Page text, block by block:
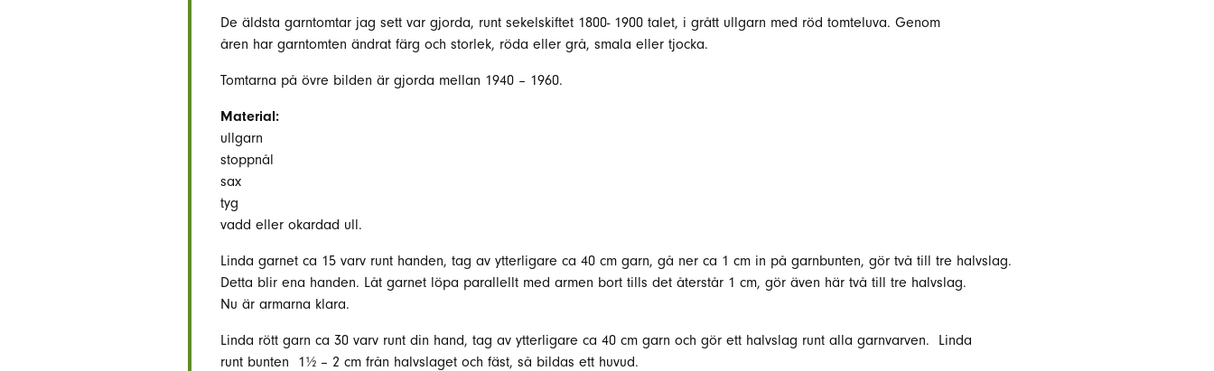
De äldsta garntomtar jag sett var gjorda, runt sekelskiftet 1800- 1900 talet, i grått ullgarn med röd tomteluva. Genom
åren har garntomten ändrat färg och storlek, röda eller grå, smala eller tjocka.
Tomtarna på övre bilden är gjorda mellan 1940 – 1960.
Material:
ullgarn
stoppnål
sax
tyg
vadd eller okardad ull.
Linda garnet ca 15 varv runt handen, tag av ytterligare ca 40 cm garn, gå ner ca 1 cm in på garnbunten, gör två till tre halvslag.
Detta blir ena handen. Låt garnet löpa parallellt med armen bort tills det återstår 1 cm, gör även här två till tre halvslag.
Nu är armarna klara.
Linda rött garn ca 30 varv runt din hand, tag av ytterligare ca 40 cm garn och gör ett halvslag runt alla garnvarven. Linda
runt bunten 1½ – 2 cm från halvslaget och fäst, så bildas ett huvud.